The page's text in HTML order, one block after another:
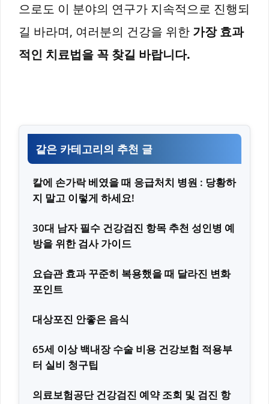
으로도 이 분야의 연구가 지속적으로 진행되
길 바라며, 여러분의 건강을 위한 가장 효과
적인 치료법을 꼭 찾길 바랍니다.
같은 카테고리의 추천 글
칼에 손가락 베였을 때 응급처치 병원 : 당황하
지 말고 이렇게 하세요!
30대 남자 필수 건강검진 항목 추천 성인병 예
방을 위한 검사 가이드
요습관 효과 꾸준히 복용했을 때 달라진 변화
포인트
대상포진 안좋은 음식
65세 이상 백내장 수술 비용 건강보험 적용부
터 실비 청구팁
의료보험공단 건강검진 예약 조회 및 검진 항